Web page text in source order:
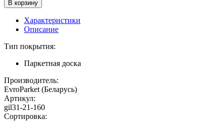
Характеристики
Описание
Тип покрытия:
Паркетная доска
Производитель:
EvroParket (Беларусь)
Артикул:
gil31-21-160
Сортировка: